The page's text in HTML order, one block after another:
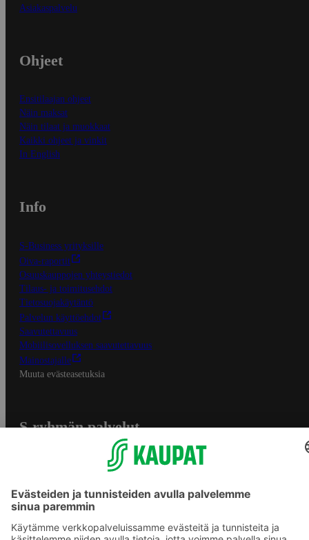
Asiakaspalvelu
Ohjeet
Ensitilaajan ohjeet
Näin maksat
Näin tilaat ja muokkaat
Kaikki ohjeet ja vinkit
In English
Info
S-Business yrityksille
Oiva-raportit
Osuuskauppojen yhteystiedot
Tilaus- ja toimitusehdot
Tietosuojakäytäntö
Palvelun käyttöehdot
Saavutettavuus
Mobiilisovelluksen saavutettavuus
Mainostajalle
Muuta evästeasetuksia
S-ryhmän palvelut
Yhteishyvä Ruoka -sovellus
S-ostoslista -sovellus
Prisma.fi